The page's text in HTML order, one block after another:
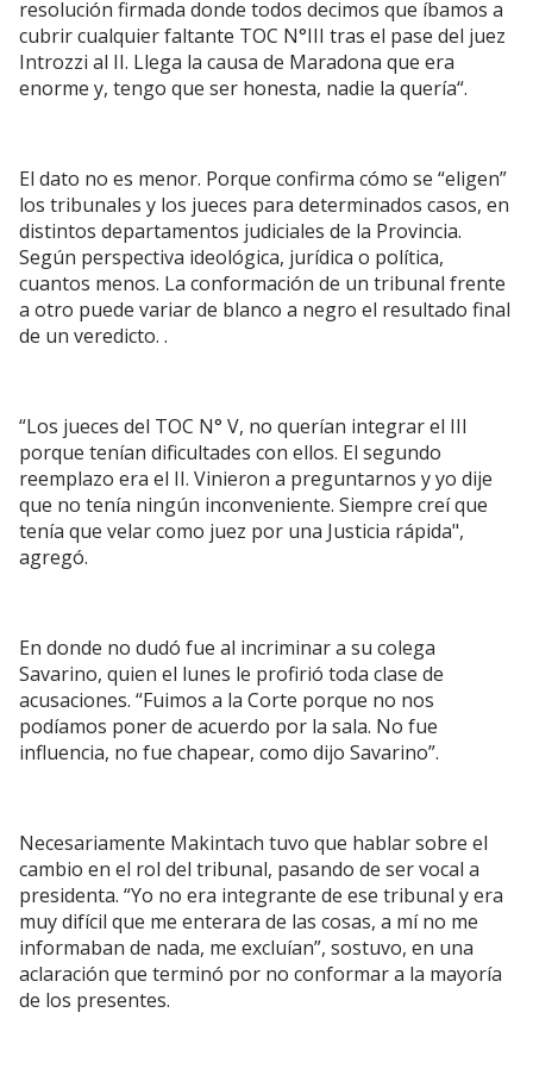
resolución firmada donde todos decimos que íbamos a
cubrir cualquier faltante TOC N°III tras el pase del juez
Introzzi al II. Llega la causa de Maradona que era
enorme y, tengo que ser honesta, nadie la quería“.
El dato no es menor. Porque confirma cómo se “eligen”
los tribunales y los jueces para determinados casos, en
distintos departamentos judiciales de la Provincia.
Según perspectiva ideológica, jurídica o política,
cuantos menos. La conformación de un tribunal frente
a otro puede variar de blanco a negro el resultado final
de un veredicto. .
“Los jueces del TOC N° V, no querían integrar el III
porque tenían dificultades con ellos. El segundo
reemplazo era el II. Vinieron a preguntarnos y yo dije
que no tenía ningún inconveniente. Siempre creí que
tenía que velar como juez por una Justicia rápida",
agregó.
En donde no dudó fue al incriminar a su colega
Savarino, quien el lunes le profirió toda clase de
acusaciones. “Fuimos a la Corte porque no nos
podíamos poner de acuerdo por la sala. No fue
influencia, no fue chapear, como dijo Savarino”.
Necesariamente Makintach tuvo que hablar sobre el
cambio en el rol del tribunal, pasando de ser vocal a
presidenta. “Yo no era integrante de ese tribunal y era
muy difícil que me enterara de las cosas, a mí no me
informaban de nada, me excluían”, sostuvo, en una
aclaración que terminó por no conformar a la mayoría
de los presentes.